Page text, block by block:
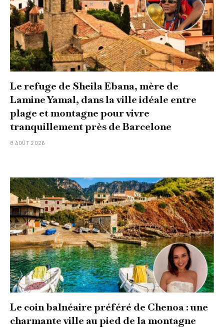
Le refuge de Sheila Ebana, mère de
Lamine Yamal, dans la ville idéale entre
plage et montagne pour vivre
tranquillement près de Barcelone
8 AOÛT 2026
Le coin balnéaire préféré de Chenoa : une
charmante ville au pied de la montagne